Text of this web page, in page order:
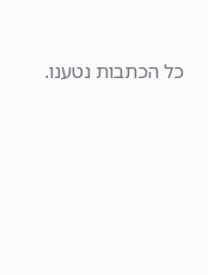
כל הכתבות נטענו.